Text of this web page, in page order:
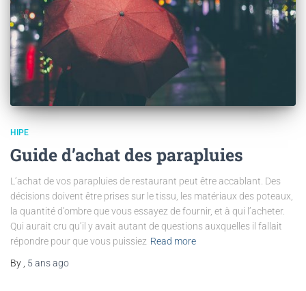
HIPE
Guide d’achat des parapluies
L’achat de vos parapluies de restaurant peut être accablant. Des
décisions doivent être prises sur le tissu, les matériaux des poteaux,
la quantité d’ombre que vous essayez de fournir, et à qui l’acheter.
Qui aurait cru qu’il y avait autant de questions auxquelles il fallait
répondre pour que vous puissiez Read more
By , 5 ansago